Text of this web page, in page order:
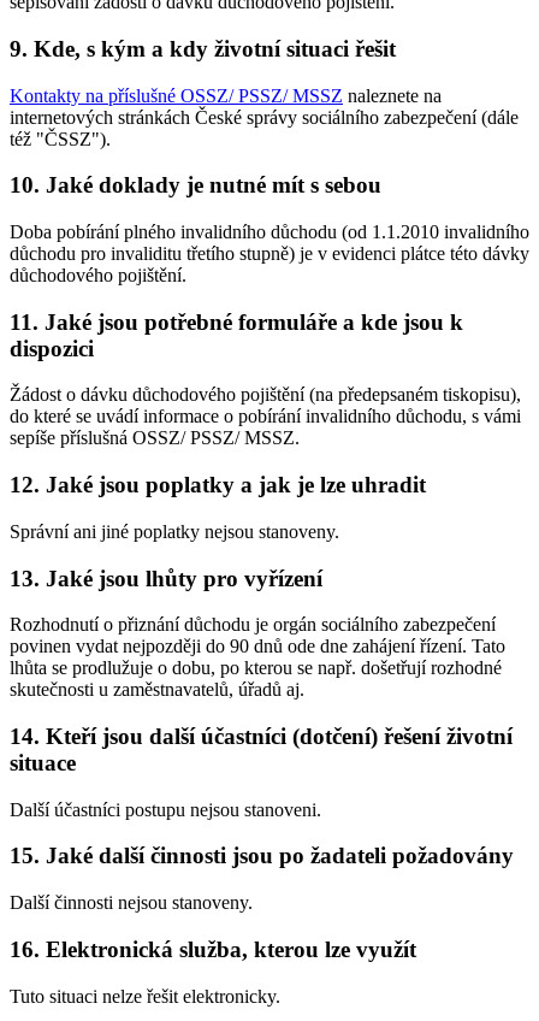
9. Kde, s kým a kdy životní situaci řešit
Kontakty na příslušné OSSZ/ PSSZ/ MSSZ naleznete na
internetových stránkách České správy sociálního zabezpečení (dále
též "ČSSZ").
10. Jaké doklady je nutné mít s sebou
Doba pobírání plného invalidního důchodu (od 1.1.2010 invalidního
důchodu pro invaliditu třetího stupně) je v evidenci plátce této dávky
důchodového pojištění.
11. Jaké jsou potřebné formuláře a kde jsou k
dispozici
Žádost o dávku důchodového pojištění (na předepsaném tiskopisu),
do které se uvádí informace o pobírání invalidního důchodu, s vámi
sepíše příslušná OSSZ/ PSSZ/ MSSZ.
12. Jaké jsou poplatky a jak je lze uhradit
Správní ani jiné poplatky nejsou stanoveny.
13. Jaké jsou lhůty pro vyřízení
Rozhodnutí o přiznání důchodu je orgán sociálního zabezpečení
povinen vydat nejpozději do 90 dnů ode dne zahájení řízení. Tato
lhůta se prodlužuje o dobu, po kterou se např. došetřují rozhodné
skutečnosti u zaměstnavatelů, úřadů aj.
14. Kteří jsou další účastníci (dotčení) řešení životní
situace
Další účastníci postupu nejsou stanoveni.
15. Jaké další činnosti jsou po žadateli požadovány
Další činnosti nejsou stanoveny.
16. Elektronická služba, kterou lze využít
Tuto situaci nelze řešit elektronicky.